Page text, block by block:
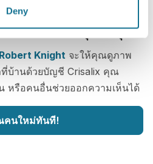
Deny
ว่าอะไรที่ดีที่สุดกับคุณ?
Robert Knight จะให้คุณดูภาพ
บ้านด้วยบัญชี Crisalix คุณ
หรือคนอื่นช่วยออกความเห็นได้
นใหม่ทันที!